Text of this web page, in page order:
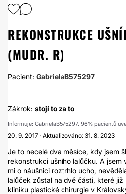
REKONSTRUKCE
(MUDR. R)
Pacient: GabrielaB575297
Zákrok: stojí to za to
Informuje: GabrielaB575297. 96% pacientů
20. 9. 2017 · Aktualizováno: 31. 8. 2023
Je to necelé dva měsíce, kdy jsem
rekonstrukci ušního lalůčku. A jsem
mi o náušnici roztrhlo ucho,
lalůček zůstal na dvě části, které již
kliniku plastické chirurgie v